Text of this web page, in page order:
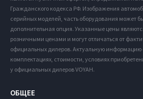
Гражданского кодекса РФ. Изображения
серийных моделей, часть оборудования может
дополнительная опция. Указанные цены
розничными ценами и могут отличаться от
официальных дилеров. Актуальную информацию
комплектациях, стоимости, условиях
у официальных дилеров VOYAH.
ОБЩЕЕ